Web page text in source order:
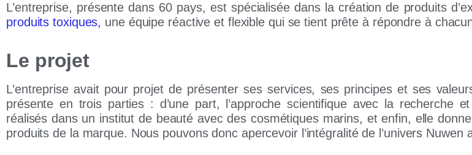
L’entreprise, présente dans 60 pays, est spécialisée dans la création de produits
produits toxiques, une équipe réactive et flexible qui se tient prête à répondre à
Le projet
L’entreprise avait pour projet de présenter ses services, ses principes et ses
présente en trois parties : d’une part, l’approche scientifique avec la recherche
réalisés dans un institut de beauté avec des cosmétiques marins, et enfin, elle
produits de la marque. Nous pouvons donc apercevoir l’intégralité de l’univers Nuwen